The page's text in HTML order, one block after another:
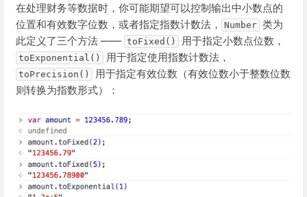
在处理财务等数据时，你可能期望可以控制输出中小数点的
位置和有效数字位数，或者指定指数计数法，
Number 类为
此定义了三个方法 —— toFixed() 用于指定小数点位数，
toExponential() 用于指定使用指数计数法，
toPrecision()
用于指定有效位数（有效位数小于整数位数
则转换为指数形式）：